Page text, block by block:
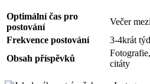
Optimální čas pro
postování
Večer
Frekvence postování
3-4krát
Obsah příspěvků
citáty